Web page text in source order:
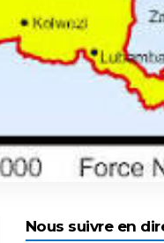
Nous suivre en